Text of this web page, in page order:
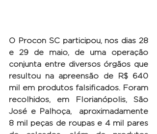
O Procon SC participou, nos dias 28
e 29 de maio, de uma operação
conjunta entre diversos órgãos que
resultou na apreensão de R$ 640
mil em produtos falsificados. Foram
recolhidos, em Florianópolis, São
José e Palhoça,  aproximadamente
8 mil peças de roupas e 4 mil pares